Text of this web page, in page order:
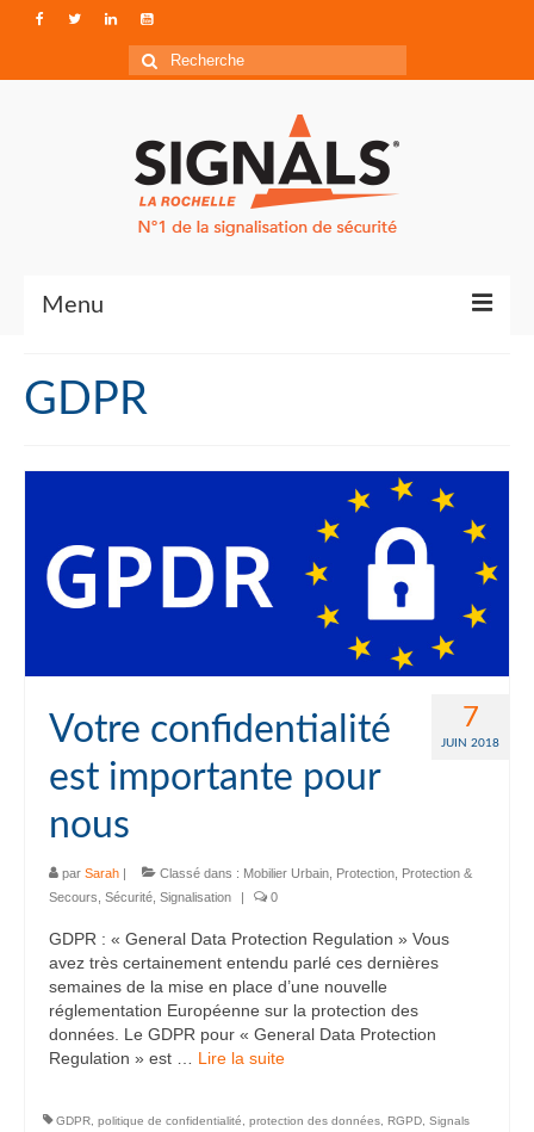
Rechercher
:
Menu
Qui sommes-nous ?
Accéder à Signals
GDPR
7
JUIN 2018
Votre confidentialité
est importante pour
nous
par Sarah | Classé dans : Mobilier Urbain Protection Protection &
Secours Sécurité Signalisation | 0
GDPR : « General Data Protection Regulation » Vous
avez très certainement entendu parlé ces dernières
semaines de la mise en place d’une nouvelle
réglementation Européenne sur la protection des
données. Le GDPR pour « General Data Protection
Regulation » est … Lire la suite­­
GDPR politique de confidentialité protection des données RGPD Signals